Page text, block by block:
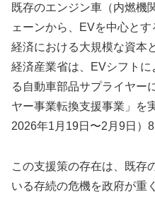
既存のエンジン車（内燃機
ェーンから、EVを中心と
経済における大規模な資本
経済産業省は、EVシフト
る自動車部品サプライヤー
ヤー事業転換支援事業」を
2026年1月19日〜2月9日）8
この支援策の存在は、既存
いる存続の危機を政府が重